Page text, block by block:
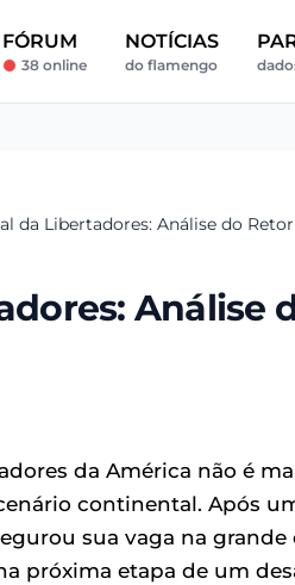
FÓRUM
38 online
NOTÍCIAS
do flamengo
da Libertadores: Análise do
Análise
da América não é
continental. Após
sua vaga na grande
próxima etapa de um